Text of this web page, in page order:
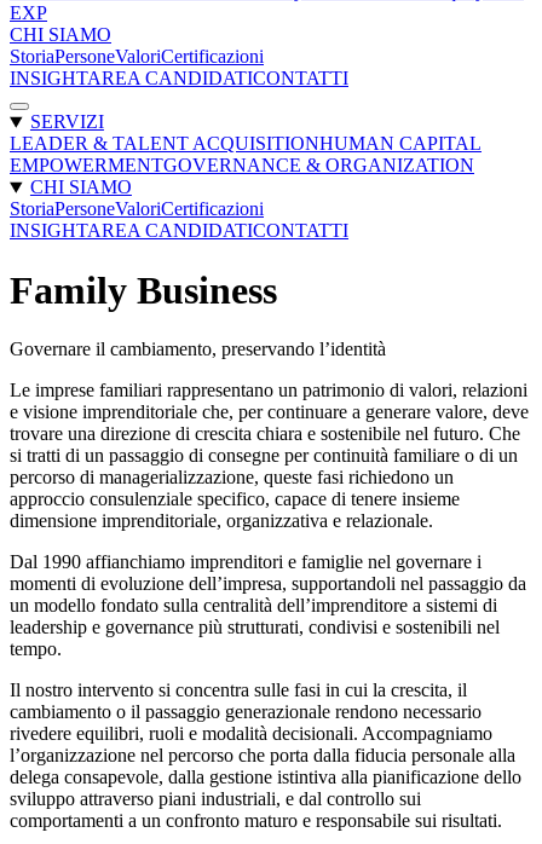
EXP
CHI SIAMO
StoriaPersoneValoriCertificazioni
INSIGHTAREA CANDIDATICONTATTI
SERVIZI
LEADER & TALENT ACQUISITIONHUMAN CAPITAL
EMPOWERMENTGOVERNANCE & ORGANIZATION
CHI SIAMO
StoriaPersoneValoriCertificazioni
INSIGHTAREA CANDIDATICONTATTI
Family Business
Governare il cambiamento, preservando l’identità
Le imprese familiari rappresentano un patrimonio di valori, relazioni
e visione imprenditoriale che, per continuare a generare valore, deve
trovare una direzione di crescita chiara e sostenibile nel futuro. Che
si tratti di un passaggio di consegne per continuità familiare o di un
percorso di managerializzazione, queste fasi richiedono un
approccio consulenziale specifico, capace di tenere insieme
dimensione imprenditoriale, organizzativa e relazionale.
Dal 1990 affianchiamo imprenditori e famiglie nel governare i
momenti di evoluzione dell’impresa, supportandoli nel passaggio da
un modello fondato sulla centralità dell’imprenditore a sistemi di
leadership e governance più strutturati, condivisi e sostenibili nel
tempo.
Il nostro intervento si concentra sulle fasi in cui la crescita, il
cambiamento o il passaggio generazionale rendono necessario
rivedere equilibri, ruoli e modalità decisionali. Accompagniamo
l’organizzazione nel percorso che porta dalla fiducia personale alla
delega consapevole, dalla gestione istintiva alla pianificazione dello
sviluppo attraverso piani industriali, e dal controllo sui
comportamenti a un confronto maturo e responsabile sui risultati.